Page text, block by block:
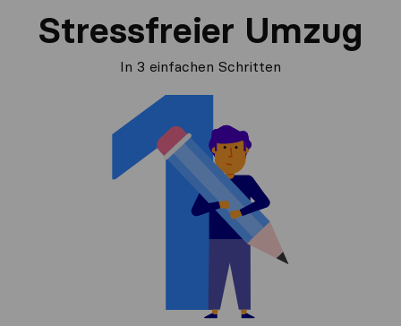
Stressfreier Umzug
In 3 einfachen Schritten